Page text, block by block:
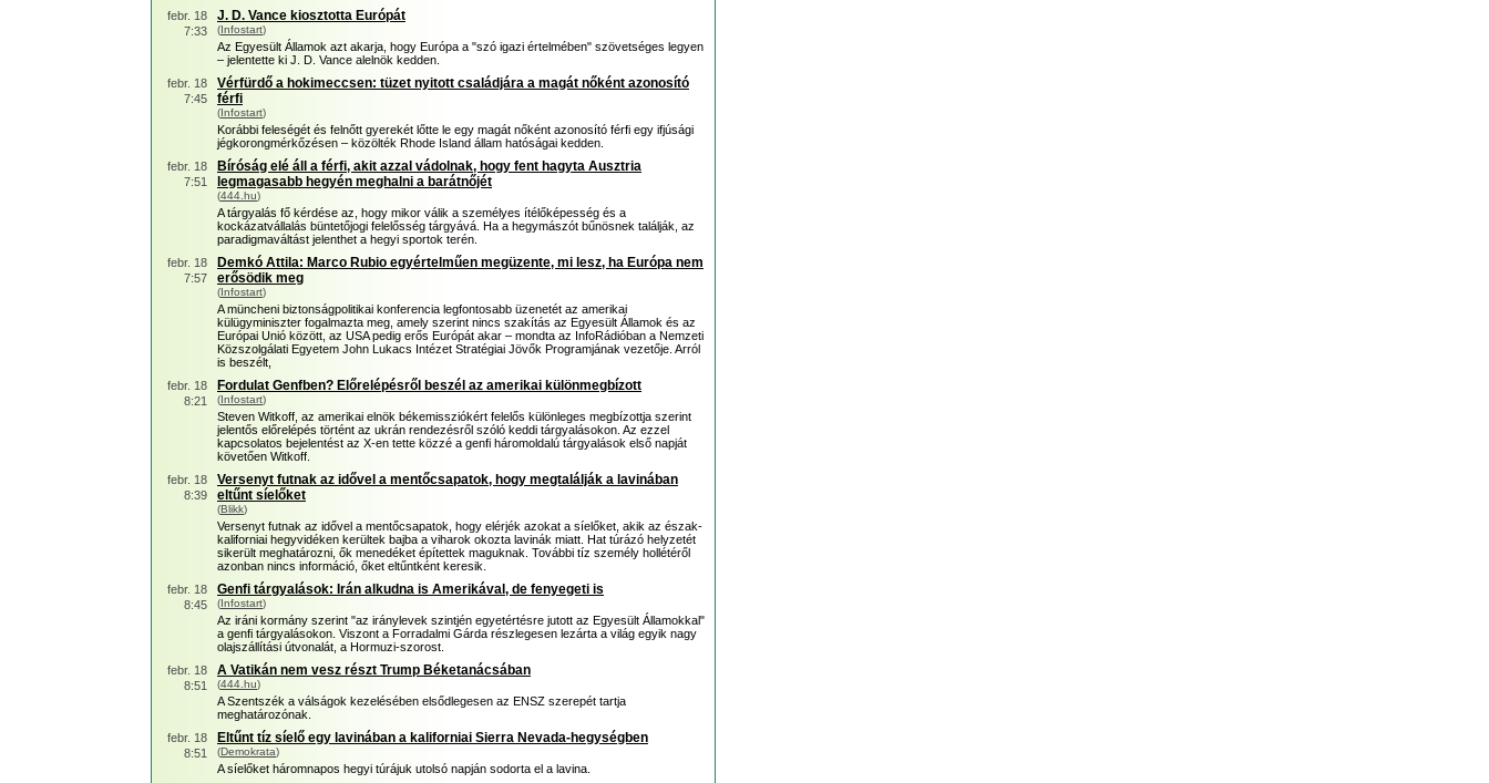
febr. 18
7:33
J. D. Vance kiosztotta Európát
(Infostart)
Az Egyesült Államok azt akarja, hogy Európa a "szó igazi értelmében" szövetséges legyen
– jelentette ki J. D. Vance alelnök kedden.
febr. 18
7:45
Vérfürdő a hokimeccsen: tüzet nyitott családjára a magát nőként azonosító
férfi
(Infostart)
Korábbi feleségét és felnőtt gyerekét lőtte le egy magát nőként azonosító férfi egy ifjúsági
jégkorongmérkőzésen – közölték Rhode Island állam hatóságai kedden.
febr. 18
7:51
Bíróság elé áll a férfi, akit azzal vádolnak, hogy fent hagyta Ausztria
legmagasabb hegyén meghalni a barátnőjét
(444.hu)
A tárgyalás fő kérdése az, hogy mikor válik a személyes ítélőképesség és a
kockázatvállalás büntetőjogi felelősség tárgyává. Ha a hegymászót bűnösnek találják, az
paradigmaváltást jelenthet a hegyi sportok terén.
febr. 18
7:57
Demkó Attila: Marco Rubio egyértelműen megüzente, mi lesz, ha Európa nem
erősödik meg
(Infostart)
A müncheni biztonságpolitikai konferencia legfontosabb üzenetét az amerikai
külügyminiszter fogalmazta meg, amely szerint nincs szakítás az Egyesült Államok és az
Európai Unió között, az USA pedig erős Európát akar – mondta az InfoRádióban a Nemzeti
Közszolgálati Egyetem John Lukacs Intézet Stratégiai Jövők Programjának vezetője. Arról
is beszélt,
febr. 18
8:21
Fordulat Genfben? Előrelépésről beszél az amerikai különmegbízott
(Infostart)
Steven Witkoff, az amerikai elnök békemissziókért felelős különleges megbízottja szerint
jelentős előrelépés történt az ukrán rendezésről szóló keddi tárgyalásokon. Az ezzel
kapcsolatos bejelentést az X-en tette közzé a genfi háromoldalú tárgyalások első napját
követően Witkoff.
febr. 18
8:39
Versenyt futnak az idővel a mentőcsapatok, hogy megtalálják a lavinában
eltűnt síelőket
(Blikk)
Versenyt futnak az idővel a mentőcsapatok, hogy elérjék azokat a síelőket, akik az észak-
kaliforniai hegyvidéken kerültek bajba a viharok okozta lavinák miatt. Hat túrázó helyzetét
sikerült meghatározni, ők menedéket építettek maguknak. További tíz személy hollétéről
azonban nincs információ, őket eltűntként keresik.
febr. 18
8:45
Genfi tárgyalások: Irán alkudna is Amerikával, de fenyegeti is
(Infostart)
Az iráni kormány szerint "az iránylevek szintjén egyetértésre jutott az Egyesült Államokkal"
a genfi tárgyalásokon. Viszont a Forradalmi Gárda részlegesen lezárta a világ egyik nagy
olajszállítási útvonalát, a Hormuzi-szorost.
febr. 18
8:51
A Vatikán nem vesz részt Trump Béketanácsában
(444.hu)
A Szentszék a válságok kezelésében elsődlegesen az ENSZ szerepét tartja
meghatározónak.
febr. 18
8:51
Eltűnt tíz síelő egy lavinában a kaliforniai Sierra Nevada-hegységben
(Demokrata)
A síelőket háromnapos hegyi túrájuk utolsó napján sodorta el a lavina.